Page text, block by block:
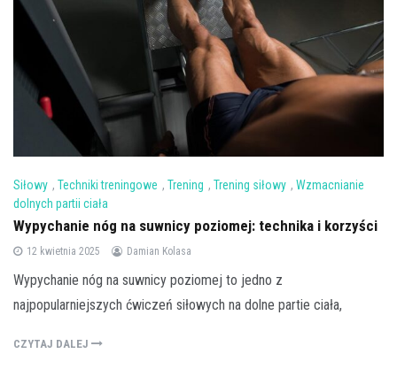
Siłowy , Techniki treningowe , Trening , Trening siłowy , Wzmacnianie
dolnych partii ciała
Wypychanie nóg na suwnicy poziomej: technika i korzyści
12 kwietnia 2025 Damian Kolasa
Wypychanie nóg na suwnicy poziomej to jedno z
najpopularniejszych ćwiczeń siłowych na dolne partie ciała,
CZYTAJ DALEJ